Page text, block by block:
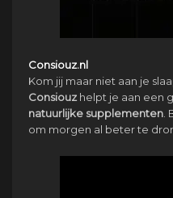
Consiouz.nl
Kom jij maar niet aan je
Consiouz helpt je aan een
natuurlijke supplementen
om morgen al beter te